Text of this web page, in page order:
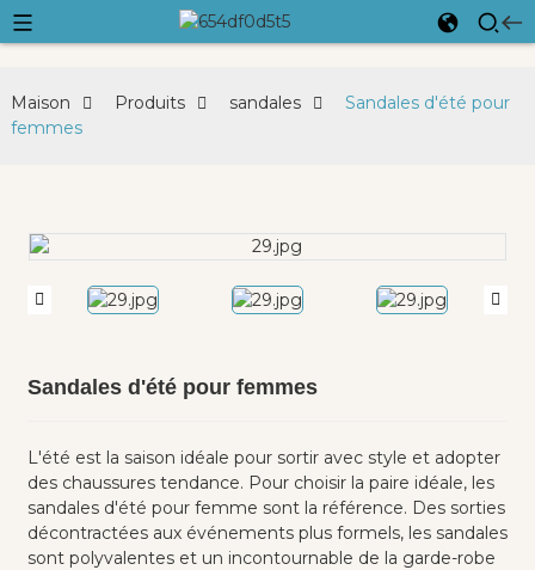
Maison Produits sandales
Sandales d'été pour
femmes
Sandales d'été pour femmes
L'été est la saison idéale pour sortir avec style et adopter
des chaussures tendance. Pour choisir la paire idéale, les
sandales d'été pour femme sont la référence. Des sorties
décontractées aux événements plus formels, les sandales
sont polyvalentes et un incontournable de la garde-robe